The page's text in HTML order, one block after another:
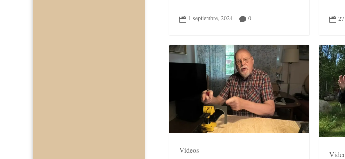
 1 septiembre, 2024  0 
Videos